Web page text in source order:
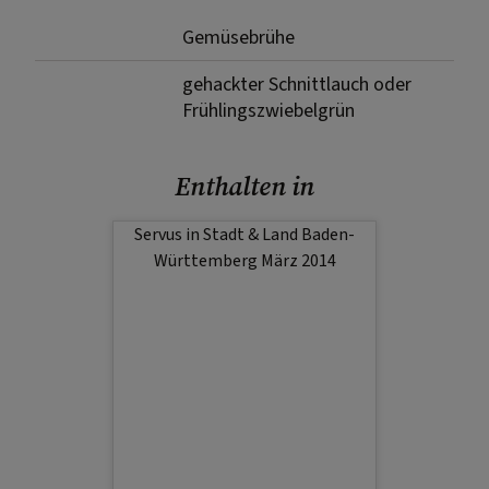
Gemüsebrühe
gehackter Schnittlauch oder
Frühlingszwiebelgrün
Enthalten in
Servus in Stadt & Land Baden-
Württemberg März 2014